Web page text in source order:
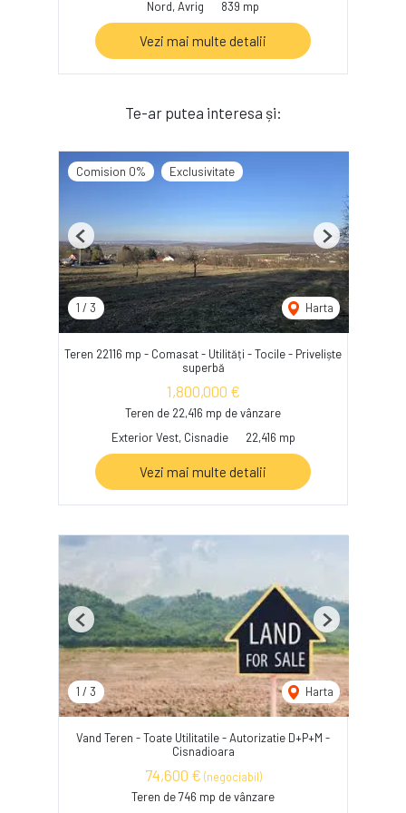
Nord, Avrig 839 mp
Vezi mai multe detalii
Te-ar putea interesa și:
Comision 0% Exclusivitate
1 / 3 Harta
Previous Next
Teren 22116 mp - Comasat - Utilități - Tocile - Priveliște
superbă
1,800,000 €
Teren de 22,416 mp de vânzare
Exterior Vest, Cisnadie
22,416 mp
Vezi mai multe detalii
1 / 3 Harta
Previous Next
Vand Teren - Toate Utilitatile - Autorizatie D+P+M -
Cisnadioara
74,600 € (negociabil)
Teren de 746 mp de vânzare